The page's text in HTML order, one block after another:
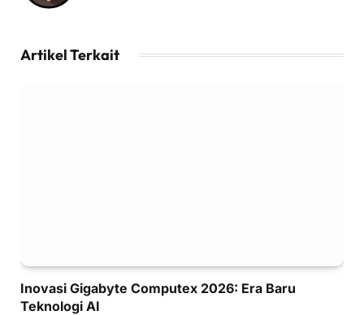
Artikel Terkait
Inovasi Gigabyte Computex 2026: Era Baru
Teknologi AI